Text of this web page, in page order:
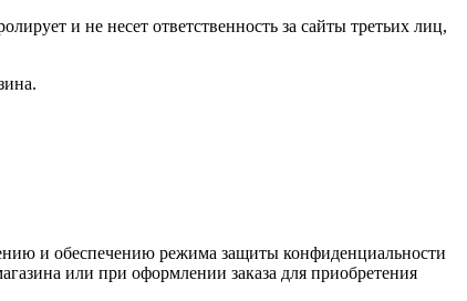
и не несет ответственность за сайты третьих лиц,
и обеспечению режима защиты конфиденциальности
или при оформлении заказа для приобретения